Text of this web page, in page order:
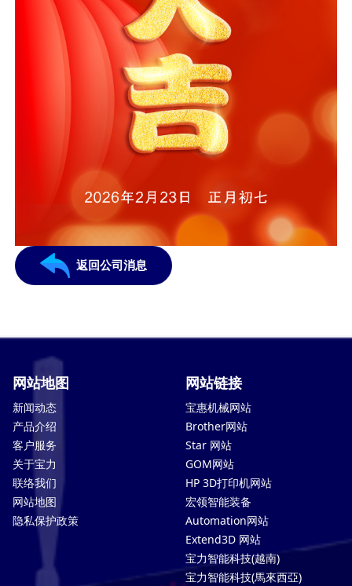
返回公司消息
网站地图
新闻动态
产品介绍
客户服务
关于宝力
联络我们
网站地图
隐私保护政策
网站链接
宝惠机械网站
Brother网站
Star 网站
GOM网站
HP 3D打印机网站
宏领智能装备
Automation网站
Extend3D 网站
宝力智能科技(越南)
宝力智能科技(馬來西亞)